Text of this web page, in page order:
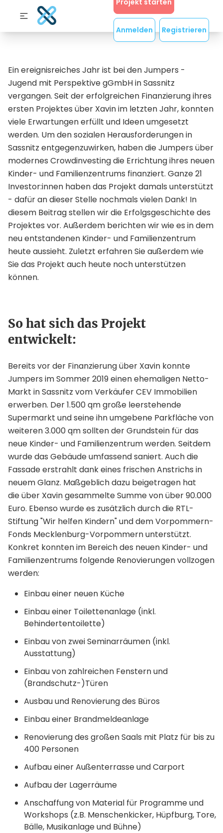
Projekt starten
Anmelden Registrieren
Ein ereignisreiches Jahr ist bei den Jumpers -
Jugend mit Perspektive gGmbH in Sassnitz
vergangen. Seit der erfolgreichen Finanzierung ihres
ersten Projektes über Xavin im letzten Jahr, konnten
viele Erwartungen erfüllt und Ideen umgesetzt
werden. Um den sozialen Herausforderungen in
Sassnitz entgegenzuwirken, haben die Jumpers über
modernes Crowdinvesting die Errichtung ihres neuen
Kinder- und Familienzentrums finanziert. Ganze 21
Investor:innen haben das Projekt damals unterstützt
- dafür an dieser Stelle nochmals vielen Dank! In
diesem Beitrag stellen wir die Erfolgsgeschichte des
Projektes vor. Außerdem berichten wir wie es in dem
neu entstandenen Kinder- und Familienzentrum
heute aussieht. Zuletzt erfahren Sie außerdem wie
Sie das Projekt auch heute noch unterstützen
können.
So hat sich das Projekt
entwickelt:
Bereits vor der Finanzierung über Xavin konnte
Jumpers im Sommer 2019 einen ehemaligen Netto-
Markt in Sassnitz vom Verkäufer CEV Immobilien
erwerben. Der 1.500 qm große leerstehende
Supermarkt und seine ihn umgebene Parkfläche von
weiteren 3.000 qm sollten der Grundstein für das
neue Kinder- und Familienzentrum werden. Seitdem
wurde das Gebäude umfassend saniert. Auch die
Fassade erstrahlt dank eines frischen Anstrichs in
neuem Glanz. Maßgeblich dazu beigetragen hat
die über Xavin gesammelte Summe von über 90.000
Euro. Ebenso wurde es zusätzlich durch die RTL-
Stiftung "Wir helfen Kindern" und dem Vorpommern-
Fonds Mecklenburg-Vorpommern unterstützt.
Konkret konnten im Bereich des neuen Kinder- und
Familienzentrums folgende Renovierungen vollzogen
werden:
Einbau einer neuen Küche
Einbau einer Toilettenanlage (inkl.
Behindertentoilette)
Einbau von zwei Seminarräumen (inkl.
Ausstattung)
Einbau von zahlreichen Fenstern und
(Brandschutz-)Türen
Ausbau und Renovierung des Büros
Einbau einer Brandmeldeanlage
Renovierung des großen Saals mit Platz für bis zu
400 Personen
Aufbau einer Außenterrasse und Carport
Aufbau der Lagerräume
Anschaffung von Material für Programme und
Workshops (z.B. Menschenkicker, Hüpfburg, Tore,
Bälle, Musikanlage und Bühne)